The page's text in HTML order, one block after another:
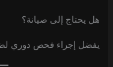
هل يحتاج إلى صيانة؟
يفضل إجراء فحص دوري